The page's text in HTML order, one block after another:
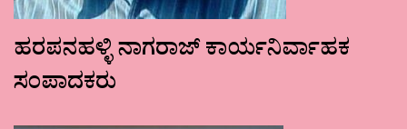
ಹರಪನಹಳ್ಳಿ ನಾಗರಾಜ್ ಕಾರ್ಯನಿರ್ವಾಹಕ
ಸಂಪಾದಕರು